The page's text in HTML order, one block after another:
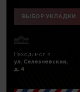
ВЫБОР УКЛАДКИ
Находимся в
ул. Селезневская,
д. 4